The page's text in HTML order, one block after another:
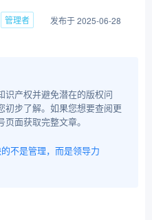
管理者
发布于 2025-06-28
识产权并避免潜在的版权问
初步了解。如果您想要查阅更
面获取完整文章。
不是管理，而是领导力